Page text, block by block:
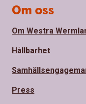
Om oss
Om Westra
Hållbarhet
Press